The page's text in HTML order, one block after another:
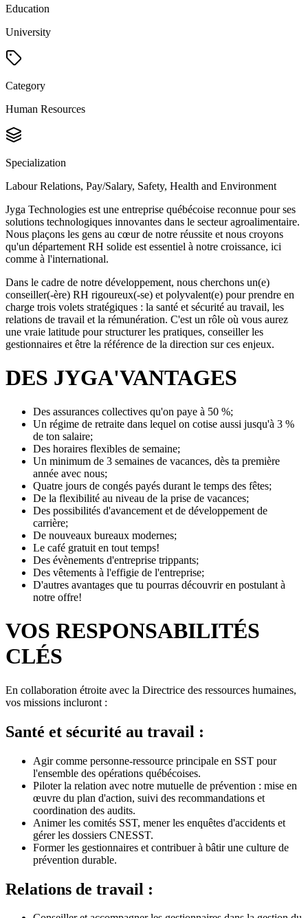
Education
University
Category
Human Resources
Specialization
Labour Relations, Pay/Salary, Safety, Health and Environment
Jyga Technologies est une entreprise québécoise reconnue pour ses
solutions technologiques innovantes dans le secteur agroalimentaire.
Nous plaçons les gens au cœur de notre réussite et nous croyons
qu'un département RH solide est essentiel à notre croissance, ici
comme à l'international.
Dans le cadre de notre développement, nous cherchons un(e)
conseiller(-ère) RH rigoureux(-se) et polyvalent(e) pour prendre en
charge trois volets stratégiques : la santé et sécurité au travail, les
relations de travail et la rémunération. C'est un rôle où vous aurez
une vraie latitude pour structurer les pratiques, conseiller les
gestionnaires et être la référence de la direction sur ces enjeux.
DES JYGA'VANTAGES
Des assurances collectives qu'on paye à 50 %;
Un régime de retraite dans lequel on cotise aussi jusqu'à 3 %
de ton salaire;
Des horaires flexibles de semaine;
Un minimum de 3 semaines de vacances, dès ta première
année avec nous;
Quatre jours de congés payés durant le temps des fêtes;
De la flexibilité au niveau de la prise de vacances;
Des possibilités d'avancement et de développement de
carrière;
De nouveaux bureaux modernes;
Le café gratuit en tout temps!
Des évènements d'entreprise trippants;
Des vêtements à l'effigie de l'entreprise;
D'autres avantages que tu pourras découvrir en postulant à
notre offre!
VOS RESPONSABILITÉS
CLÉS
En collaboration étroite avec la Directrice des ressources humaines,
vos missions incluront :
Santé et sécurité au travail :
Agir comme personne-ressource principale en SST pour
l'ensemble des opérations québécoises.
Piloter la relation avec notre mutuelle de prévention : mise en
œuvre du plan d'action, suivi des recommandations et
coordination des audits.
Animer les comités SST, mener les enquêtes d'accidents et
gérer les dossiers CNESST.
Former les gestionnaires et contribuer à bâtir une culture de
prévention durable.
Relations de travail :